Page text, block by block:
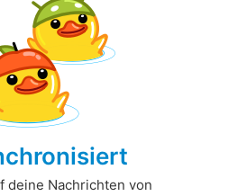
deine Nachrichten von